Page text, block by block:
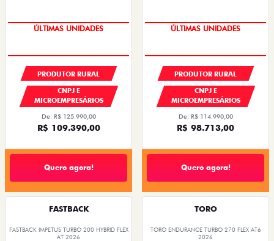
GRANDE CHANCE FIAT
PRODUTOR RURAL
CNPJ E
MICROEMPRESÁRIOS
De: R$ 125.990,00
R$ 109.390,00
Quero agora!
GRANDE CHANCE FIAT
PRODUTOR RURAL
CNPJ E
MICROEMPRESÁRIOS
De: R$ 114.990,00
R$ 98.713,00
Quero agora!
FASTBACK
FASTBACK IMPETUS TURBO 200 HYBRID FLEX
AT 2026
TORO
TORO ENDURANCE TURBO 270 FLEX AT6
2026